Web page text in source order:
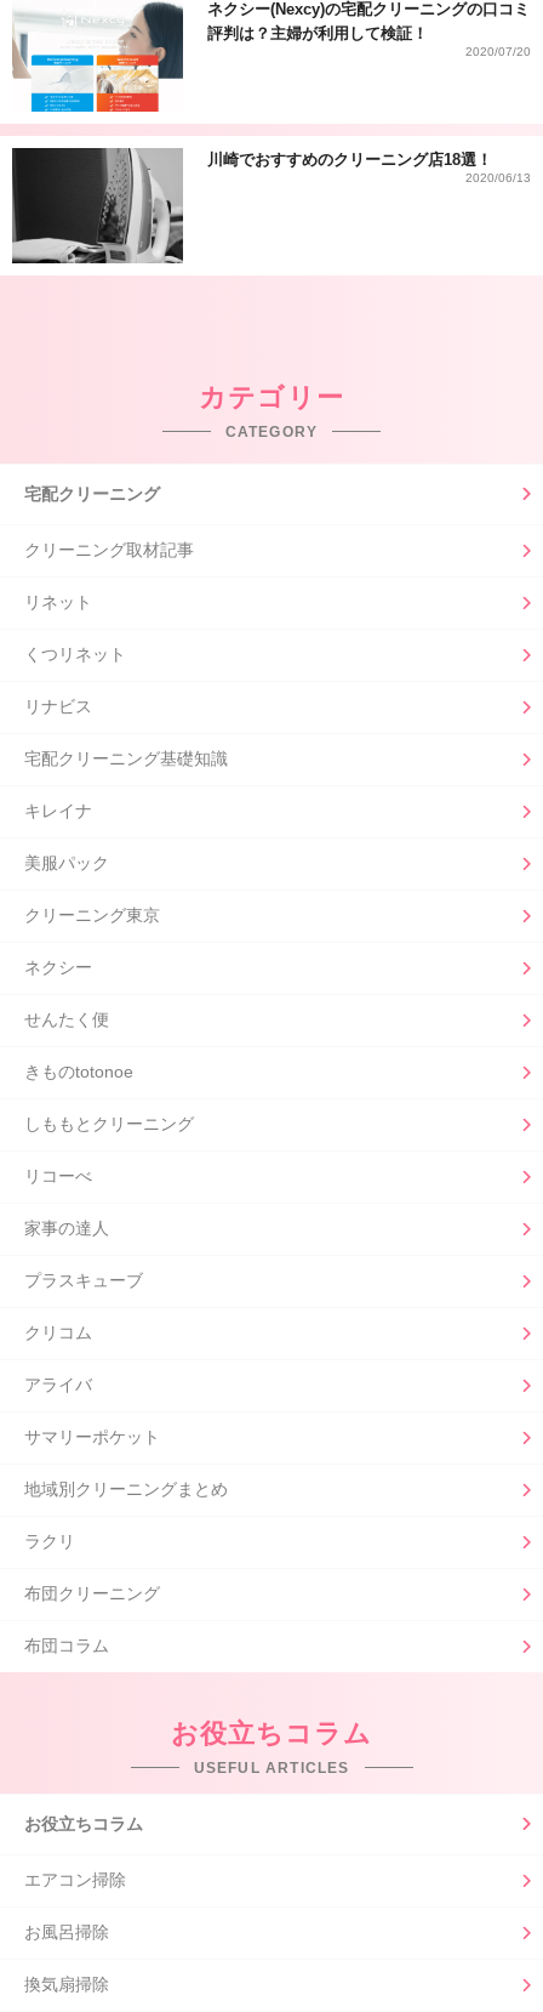
ネクシー(Nexcy)の宅配クリーニングの口コミ
評判は？主婦が利用して検証！
2020/07/20
川崎でおすすめのクリーニング店18選！
2020/06/13
カテゴリー
CATEGORY
宅配クリーニング
クリーニング取材記事
リネット
くつリネット
リナビス
宅配クリーニング基礎知識
キレイナ
美服パック
クリーニング東京
ネクシー
せんたく便
きものtotonoe
しももとクリーニング
リコーべ
家事の達人
プラスキューブ
クリコム
アライバ
サマリーポケット
地域別クリーニングまとめ
ラクリ
布団クリーニング
布団コラム
お役立ちコラム
USEFUL ARTICLES
お役立ちコラム
エアコン掃除
お風呂掃除
換気扇掃除